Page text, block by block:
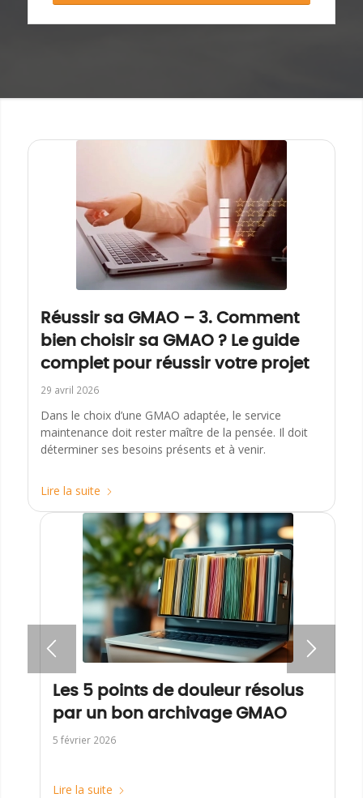
Réussir sa GMAO – 3. Comment
bien choisir sa GMAO ? Le guide
complet pour réussir votre projet
29 avril 2026
Dans le choix d’une GMAO adaptée, le service
maintenance doit rester maître de la pensée. Il doit
déterminer ses besoins présents et à venir.
Lire la suite
Les 5 points de douleur résolus
par un bon archivage GMAO
5 février 2026
Lire la suite